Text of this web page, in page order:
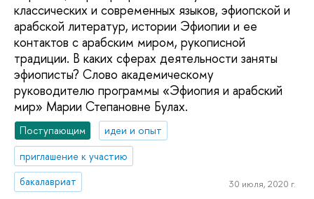
классических и современных языков, эфиопской и
арабской литератур, истории Эфиопии и ее
контактов с арабским миром, рукописной
традиции. В каких сферах деятельности заняты
эфиописты? Слово академическому
руководителю программы «Эфиопия и арабский
мир» Марии Степановне Булах.
Поступающим
идеи и опыт
приглашение к участию
бакалавриат
30 июля, 2020 г.